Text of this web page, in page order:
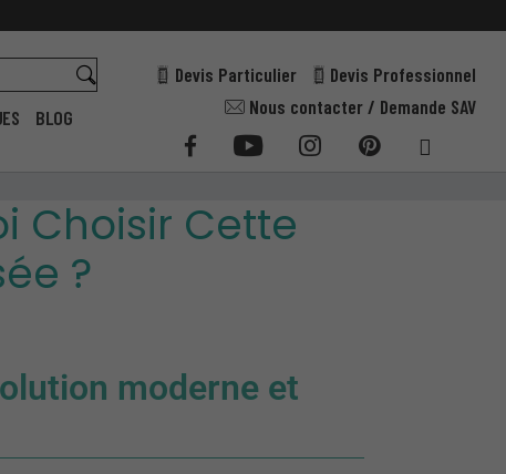
BLOG
Devis Particulier
Devis Professionnel
Nous contacter / Demande SAV
Choisir Cette
?
moderne et